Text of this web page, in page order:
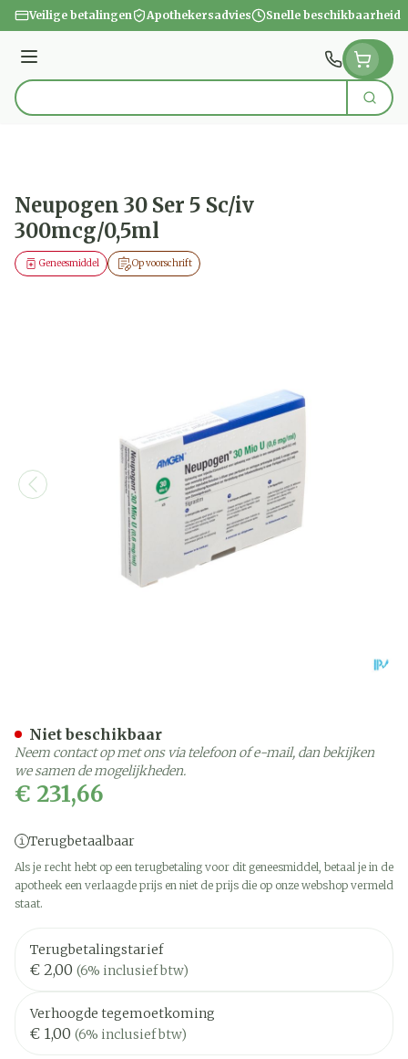
Ga naar de inhoud
Veilige betalingen Apothekersadvies Snelle beschikbaarheid
Menu
Product, merk, categorie... Zoek
Neupogen 30 Ser 5 Sc/iv
300mcg/0,5ml
Op voorschrift
Geneesmiddel
€ 231,66
Terugbetaalbaar
Als je recht hebt op een terugbetaling voor dit geneesmiddel, betaal je in de
apotheek een verlaagde prijs en niet de prijs die op onze webshop vermeld
staat.
Terugbetalingstarief
€ 2,00 (6% inclusief btw)
Verhoogde tegemoetkoming
€ 1,00 (6% inclusief btw)
Niet beschikbaar
Neem contact op met ons via telefoon of e-mail, dan bekijken
we samen de mogelijkheden.